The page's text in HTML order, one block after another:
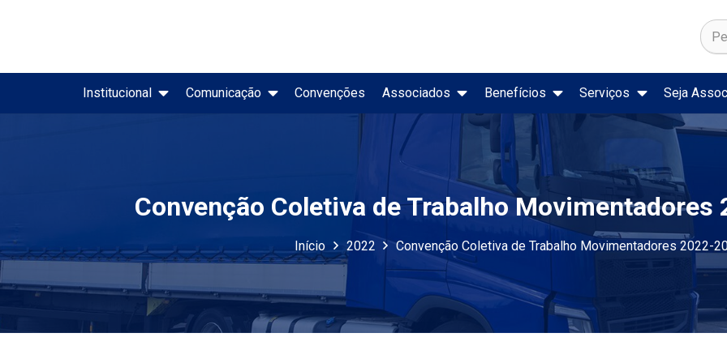
Institucional Comunicação Convenções Associados Benefícios Serviços Seja
Convenção Coletiva de Trabalho Movimentadores
Início 2022 Convenção Coletiva de Trabalho Movimentadores 2022-